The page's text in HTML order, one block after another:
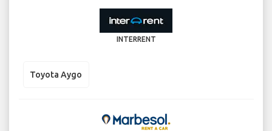
INTERRENT
Toyota Aygo